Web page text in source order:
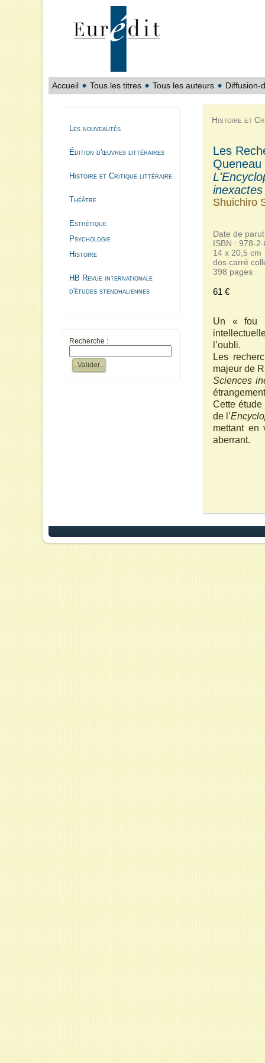
Accueil Tous les titres Tous les auteurs Diffusion-
Les nouveautés
Édition d'œuvres littéraires
Histoire et Critique littéraire
Théâtre
Esthétique
Psychologie
Histoire
HB Revue internationale
d'études stendhaliennes
Recherche :
Histoire et
Les
inexactes
Shuichiro
Date de
ISBN : 978-
14 x 20,5 cm
dos carré
398 pages
61 €
Un « fou
l’oubli.
Les
majeur de
Sciences
Cette
de l’
mettant en
aberrant.